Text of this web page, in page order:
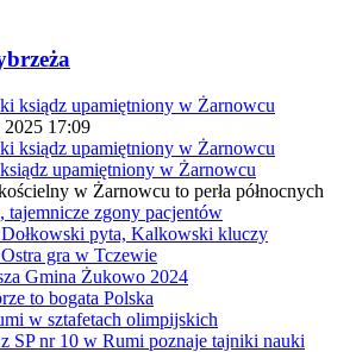
17:09
upamiętniony w Żarnowcu
w Żarnowcu to perła północnych
tajemnicze zgony pacjentów
pyta, Kalkowski kluczy
gra w Tczewie
Gmina Żukowo 2024
to bogata Polska
w sztafetach olimpijskich
SP nr 10 w Rumi poznaje tajniki nauki